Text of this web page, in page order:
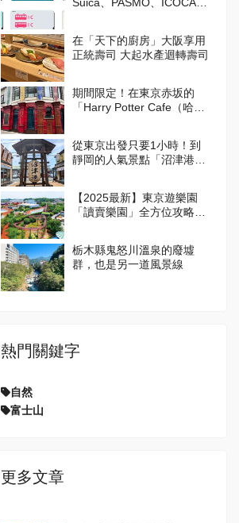
在「天下的廚房」大阪享用
正統壽司 大起水產迴轉壽司
期間限定！在東京赤坂的
「Harry Potter Cafe（哈利
與氣氛
從東京出發只要1小時！到
靜岡的人氣景點「沼津港」
【2025最新】東京遊樂園
「讀賣樂園」全方位攻略！
栃木縣鬼怒川溫泉的廢墟
群，也是另一道風景線
熱門關鍵字
自然
富士山
更多文章